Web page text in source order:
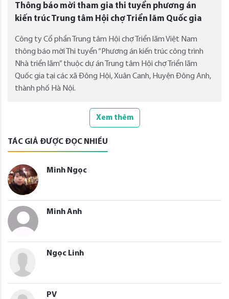
Thông báo mời tham gia thi tuyển phương án
kiến trúc Trung tâm Hội chợ Triển lãm Quốc gia
Công ty Cổ phần Trung tâm Hội chợ Triển lãm Việt Nam
thông báo mời Thi tuyển “Phương án kiến trúc công trình
Nhà triển lãm” thuộc dự án Trung tâm Hội chợ Triển lãm
Quốc gia tại các xã Đông Hội, Xuân Canh, Huyện Đông Anh,
thành phố Hà Nội.
Xem thêm
TÁC GIẢ ĐƯỢC ĐỌC NHIỀU
Minh Ngọc
Minh Anh
Ngọc Linh
PV